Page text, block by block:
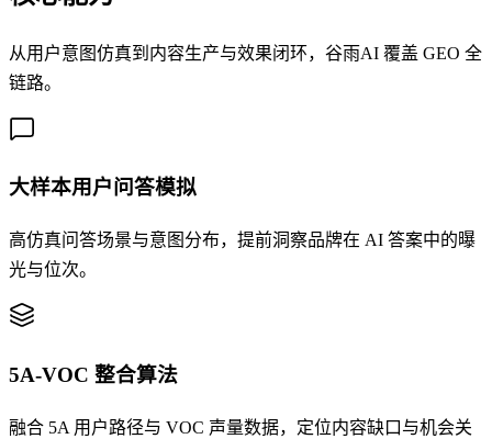
从用户意图仿真到内容生产与效果闭环，谷雨AI 覆盖 GEO 全
链路。
大样本用户问答模拟
高仿真问答场景与意图分布，提前洞察品牌在 AI 答案中的曝
光与位次。
5A-VOC 整合算法
融合 5A 用户路径与 VOC 声量数据，定位内容缺口与机会关